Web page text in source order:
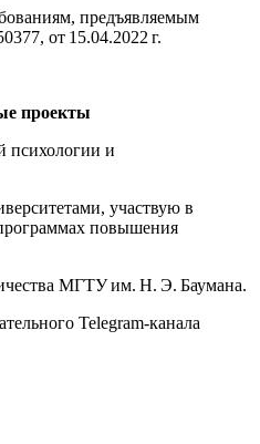
предъявляемым
от 15.04.2022 г.
проекты
психологии и
участвую в
повышения
МГТУ им. Н. Э. Баумана.
Telegram-канала